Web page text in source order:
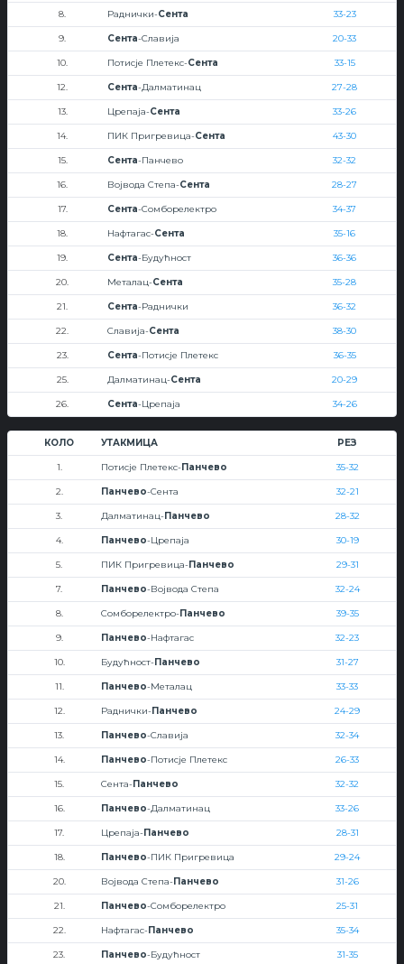
8. Раднички-Сента 33-23
9. Сента-Славија 20-33
10. Потисје Плетекс-Сента 33-15
12. Сента-Далматинац 27-28
13. Црепаја-Сента 33-26
14. ПИК Пригревица-Сента 43-30
15. Сента-Панчево 32-32
16. Војвода Степа-Сента 28-27
17. Сента-Сомборелектро 34-37
18. Нафтагас-Сента 35-16
19. Сента-Будућност 36-36
20. Металац-Сента 35-28
21. Сента-Раднички 36-32
22. Славија-Сента 38-30
23. Сента-Потисје Плетекс 36-35
25. Далматинац-Сента 20-29
26. Сента-Црепаја 34-26
КОЛО УТАКМИЦА РЕЗ
1. Потисје Плетекс-Панчево 35-32
2. Панчево-Сента 32-21
3. Далматинац-Панчево 28-32
4. Панчево-Црепаја 30-19
5. ПИК Пригревица-Панчево 29-31
7. Панчево-Војвода Степа 32-24
8. Сомборелектро-Панчево 39-35
9. Панчево-Нафтагас 32-23
10. Будућност-Панчево 31-27
11. Панчево-Металац 33-33
12. Раднички-Панчево 24-29
13. Панчево-Славија 32-34
14. Панчево-Потисје Плетекс 26-33
15. Сента-Панчево 32-32
16. Панчево-Далматинац 33-26
17. Црепаја-Панчево 28-31
18. Панчево-ПИК Пригревица 29-24
20. Војвода Степа-Панчево 31-26
21. Панчево-Сомборелектро 25-31
22. Нафтагас-Панчево 35-34
23. Панчево-Будућност 31-35